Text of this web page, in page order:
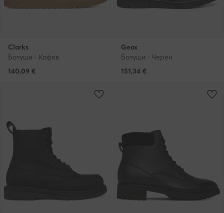
Clarks
Ботуши · Кафяв
140,09 €
Geox
Ботуши · Черен
151,34 €